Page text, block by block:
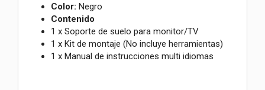
Color: Negro
Contenido
1 x Soporte de suelo para monitor/TV
1 x Kit de montaje (No incluye herramientas)
1 x Manual de instrucciones multi idiomas